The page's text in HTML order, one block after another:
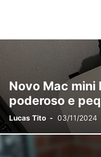
Novo Mac
poderoso e
Lucas Tito - 03/11/2024